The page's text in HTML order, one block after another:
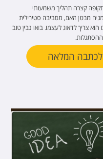
קצרה תהליך משמעותי
מבטן האם, מסביבה סטירילית
הוא צריך לדאוג לעצמו. בואו נבין טוב
לכתבה המלאה